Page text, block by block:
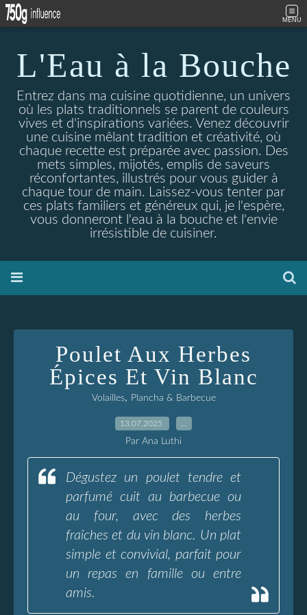
MENU
L'Eau à la Bouche
Entrez dans ma cuisine quotidienne, un univers
où les plats traditionnels se parent de couleurs
vives et d'inspirations variées. Venez découvrir
une cuisine mêlant tradition et créativité, où
chaque recette est préparée avec passion. Des
mets simples, mijotés, emplis de saveurs
réconfortantes, illustrés pour vous guider à
chaque tour de main. Laissez-vous tenter par
ces plats familiers et généreux qui, je l'espère,
vous donneront l'eau à la bouche et l'envie
irrésistible de cuisiner.
Poulet Aux Herbes
Épices Et Vin Blanc
Volailles, Plancha & Barbecue
13.07.2025
Par Ana Luthi
Dégustez un poulet tendre et
parfumé cuit au barbecue ou
au four, avec des herbes
fraîches et du vin blanc. Un plat
simple et convivial, parfait pour
un repas en famille ou entre
amis.